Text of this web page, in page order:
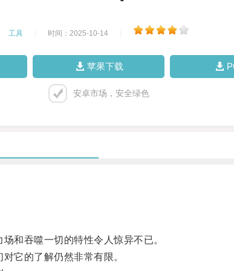
工具 时间：2025-10-14
苹果下载
安卓市场，安全绿色
和吞噬一切的特性令人惊异不已。
它的了解仍然非常有限。